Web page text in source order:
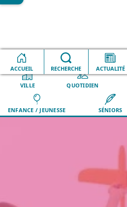
ACCUEIL RECHERCHE ACTUALITÉ
Accueil Les actions autour de la
parentalité
VILLE QUOTIDIEN
ENFANCE / JEUNESSE SÉNIORS